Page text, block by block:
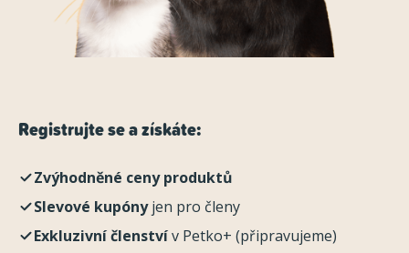
Registrujte se a získáte:
Zvýhodněné ceny produktů
Slevové kupónyjen pro členy
Exkluzivní členstvív Petko+ (připravujeme)